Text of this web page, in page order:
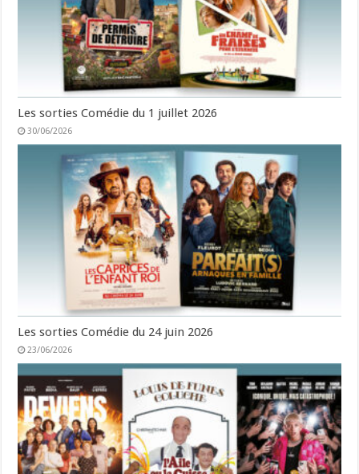
Les sorties Comédie du 1 juillet 2026
30/06/2026
Les sorties Comédie du 24 juin 2026
23/06/2026